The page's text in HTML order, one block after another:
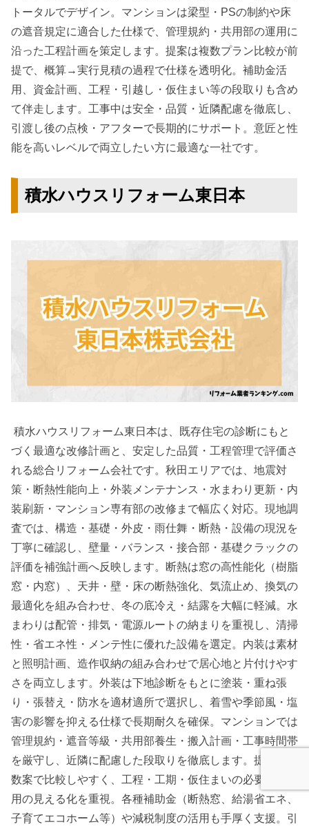
トータルでデザイン。マンションは梁型・PSの制約や床
の遮音規定に適合した仕様で、管理規約・共用部の運用に
沿った工程計画を策定します。提案は複数プラン比較が前
提で、概算→実行見積の過程で仕様を透明化。補助金活
用、資金計画、工程・引越し・仮住まい等の段取りも含め
て伴走します。工事中は安全・品質・近隣配慮を徹底し、
引渡し後の点検・アフターで長期的にサポート。意匠と性
能を高いレベルで両立したい方に最適な一社です。
積水ハウスリフォーム東日本
積水ハウスリフォーム東日本は、既存住宅の診断にもと
づく最適な改修計画と、安定した品質・工程管理で評価さ
れる総合リフォーム会社です。秋田エリアでは、地震対
策・断熱性能向上・外装メンテナンス・水まわり更新・内
装刷新・マンション専有部の改修まで幅広く対応。現地調
査では、構造・基礎・外皮・雨仕舞・断熱・設備の現況を
丁寧に確認し、壁量・バランス・接合部・基礎クラックの
評価を補強計画へ反映します。断熱は窓の高性能化（樹脂
窓・内窓）、天井・壁・床の断熱強化、気流止め、換気の
最適化を組み合わせ、冬の底冷え・結露を大幅に軽減。水
まわりは配管・排気・電源ルートの納まりを重視し、清掃
性・省エネ性・メンテ性に優れた設備を選定。内装は素材
と照明計画、造作収納の組み合わせで居心地と片付けやす
さを両立します。外装は下地診断をもとに塗装・重ね張
り・張替え・防水を適材適所で選択し、着雪や季節風・塩
害の影響を抑える仕様で長期耐久を確保。マンションでは
管理規約・遮音等級・共用部養生・搬入計画・工事時間帯
を厳守し、近隣に配慮した段取りを徹底します。提案は複
数案で比較しやすく、工程・工期・仮住まいの必要性・費
用の見える化を重視。各種補助金（断熱窓、給湯省エネ、
子育てエコホーム等）や減税制度の活用も手厚く支援。引